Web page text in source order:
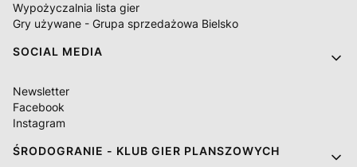
Wypożyczalnia lista gier
Gry używane - Grupa sprzedażowa Bielsko
SOCIAL MEDIA
Newsletter
Facebook
Instagram
ŚRODOGRANIE - KLUB GIER PLANSZOWYCH